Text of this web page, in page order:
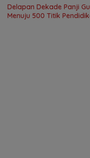
Delapan Dekade Panji
Menuju 500 Titik